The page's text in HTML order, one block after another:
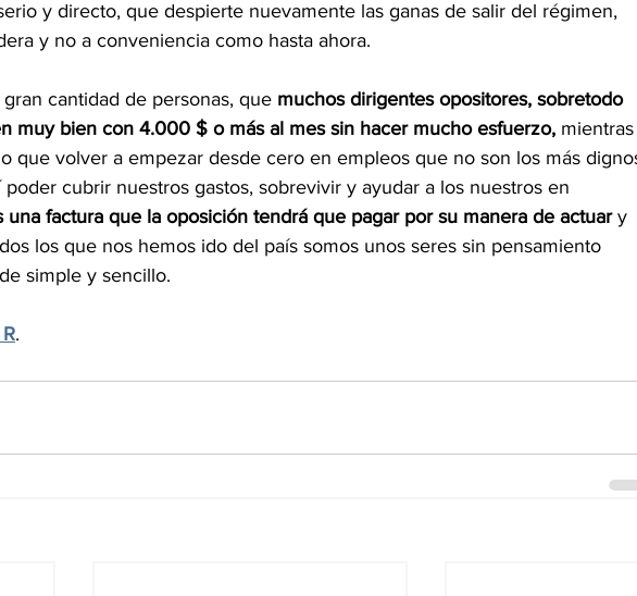
y directo, que despierte nuevamente las ganas de salir del régimen,
y no a conveniencia como hasta ahora.
cantidad de personas, que muchos dirigentes opositores, sobretodo
muy bien con 4.000 $ o más al mes sin hacer mucho esfuerzo,
que volver a empezar desde cero en empleos que no son los más
cubrir nuestros gastos, sobrevivir y ayudar a los nuestros en
una factura que la oposición tendrá que pagar por su manera de actuar y
los que nos hemos ido del país somos unos seres sin pensamiento
simple y sencillo.
.